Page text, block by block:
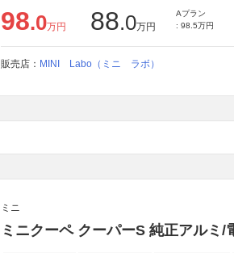
98.0万円 88.0万円
Aプラン
: 98.5万円
販売店： MINI Labo（ミニ ラボ）
ミニ
ミニクーペ クーパーS 純正アルミ